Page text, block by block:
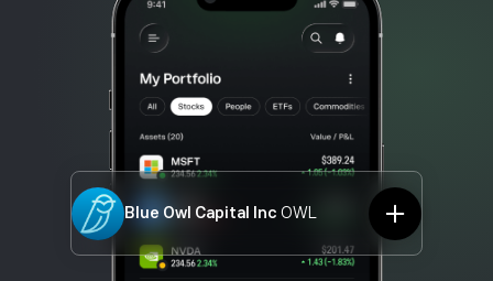
Blue Owl Capital Inc OWL